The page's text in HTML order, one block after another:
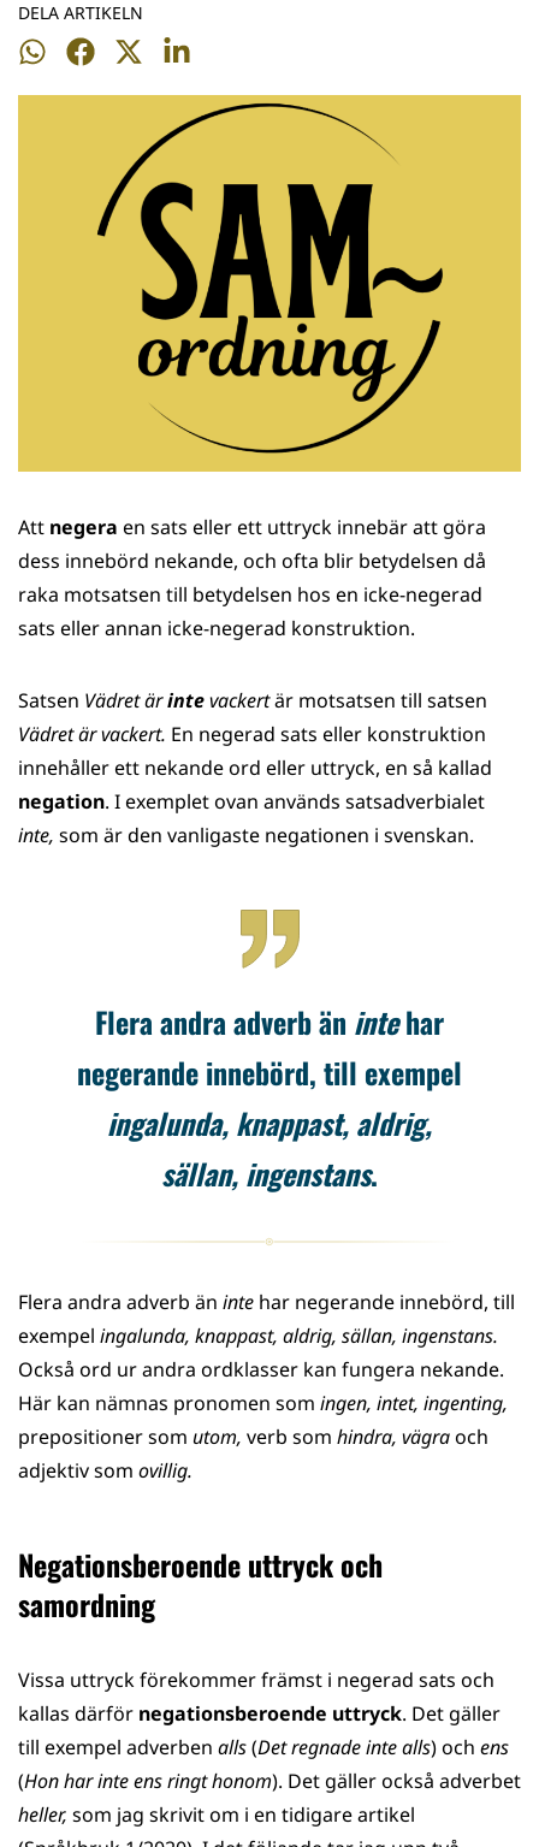
DELA ARTIKELN
Dela
Dela
Dela
Dela
LinkedIn
Att negera en sats eller ett uttryck innebär att göra
dess innebörd nekande, och ofta blir betydelsen då
raka motsatsen till betydelsen hos en icke-negerad
sats eller annan icke-negerad konstruktion.
Satsen Vädret ärintevackertär motsatsen till satsen
Vädret är vackert. En negerad sats eller konstruktion
innehåller ett nekande ord eller uttryck, en så kallad
negation. I exemplet ovan används satsadverbialet
inte, som är den vanligaste negationen i svenskan.
Flera andra adverb än intehar
negerande innebörd, till exempel
ingalunda, knappast, aldrig,
sällan, ingenstans.
Flera andra adverb än inte har negerande innebörd, till
exempel ingalunda, knappast, aldrig, sällan, ingenstans.
Också ord ur andra ordklasser kan fungera nekande.
Här kan nämnas pronomen som ingen, intet, ingenting,
prepositioner som utom, verb som hindra, vägraoch
adjektiv som ovillig.
Negationsberoende uttryck och
samordning
Vissa uttryck förekommer främst i negerad sats och
kallas därför negationsberoende uttryck. Det gäller
till exempel adverben alls(Det regnade inte alls) och ens
(Hon har inte ens ringt honom). Det gäller också adverbet
heller, som jag skrivit om i en tidigare artikel